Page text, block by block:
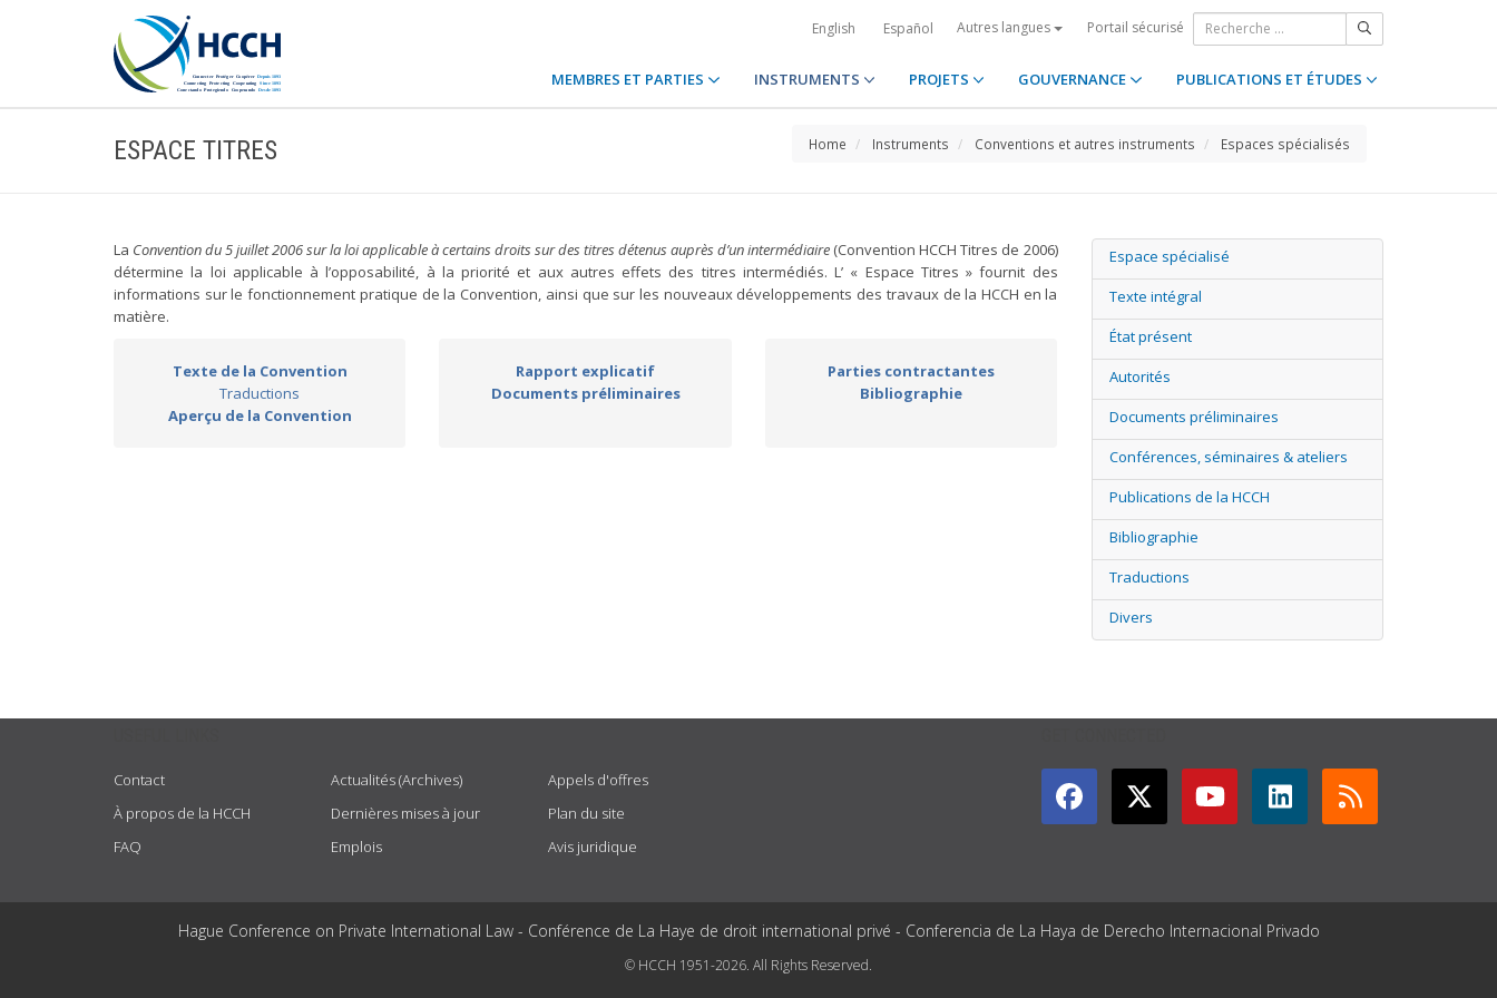
English Español Autres langues Portail sécurisé
MEMBRES ET PARTIES INSTRUMENTS PROJETS GOUVERNANCE PUBLICATIONS ET ÉTUDES
ESPACE TITRES Home Instruments Conventions et autres instruments Espaces spécialisés
La Convention du 5 juillet 2006 sur la loi applicable à certains droits sur des titres détenus auprès d’un intermédiaire (Convention HCCH Titres de 2006)
détermine la loi applicable à l’opposabilité, à la priorité et aux autres effets des titres intermédiés. L’ « Espace Titres » fournit des
informations sur le fonctionnement pratique de la Convention, ainsi que sur les nouveaux développements des travaux de la HCCH en la
matière.
Texte de la Convention
Traductions
Aperçu de la Convention
Rapport explicatif
Documents préliminaires
Parties contractantes
Bibliographie
Espace spécialisé
Texte intégral
État présent
Autorités
Documents préliminaires
Conférences, séminaires & ateliers
Publications de la HCCH
Bibliographie
Traductions
Divers
Contact
À propos de la HCCH
FAQ
Actualités (Archives)
Dernières mises à jour
Emplois
Appels d'offres
Plan du site
Avis juridique
Hague Conference on Private International Law - Conférence de La Haye de droit international privé - Conferencia de La Haya de Derecho Internacional Privado
© HCCH 1951-2026. All Rights Reserved.